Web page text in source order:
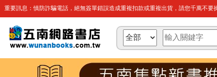
重要訊息：慎防詐騙電話，絕無簽單錯誤造成重複扣款或重複出貨，請您千萬不要